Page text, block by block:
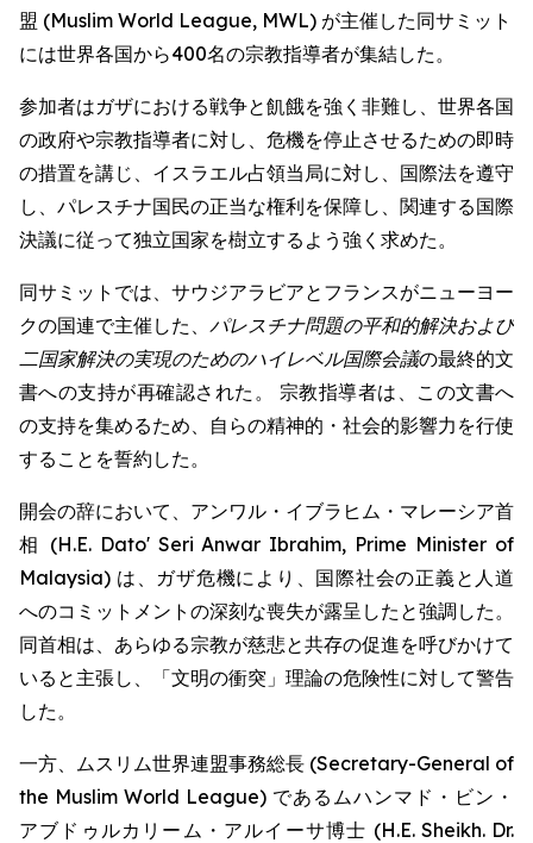
盟 (Muslim World League, MWL) が主催した同サミット
には世界各国から400名の宗教指導者が集結した。
参加者はガザにおける戦争と飢餓を強く非難し、世界各国
の政府や宗教指導者に対し、危機を停止させるための即時
の措置を講じ、イスラエル占領当局に対し、国際法を遵守
し、パレスチナ国民の正当な権利を保障し、関連する国際
決議に従って独立国家を樹立するよう強く求めた。
同サミットでは、サウジアラビアとフランスがニューヨー
クの国連で主催した、 パレスチナ問題の平和的解決および
二国家解決の実現のためのハイレベル国際会議の最終的文
書への支持が再確認された。 宗教指導者は、この文書へ
の支持を集めるため、自らの精神的・社会的影響力を行使
することを誓約した。
開会の辞において、アンワル・イブラヒム・マレーシア首
相 (H.E. Dato' Seri Anwar Ibrahim, Prime Minister of
Malaysia) は、ガザ危機により、国際社会の正義と人道
へのコミットメントの深刻な喪失が露呈したと強調した。
同首相は、あらゆる宗教が慈悲と共存の促進を呼びかけて
いると主張し、「文明の衝突」理論の危険性に対して警告
した。
一方、ムスリム世界連盟事務総長 (Secretary-General of
the Muslim World League) であるムハンマド・ビン・
アブドゥルカリーム・アルイーサ博士 (H.E. Sheikh. Dr.